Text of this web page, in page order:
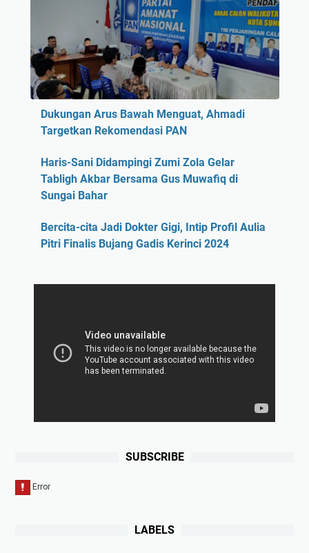
Dukungan Arus Bawah Menguat, Ahmadi
Targetkan Rekomendasi PAN
Haris-Sani Didampingi Zumi Zola Gelar
Tabligh Akbar Bersama Gus Muwafiq di
Sungai Bahar
Bercita-cita Jadi Dokter Gigi, Intip Profil Aulia
Pitri Finalis Bujang Gadis Kerinci 2024
SUBSCRIBE
LABELS